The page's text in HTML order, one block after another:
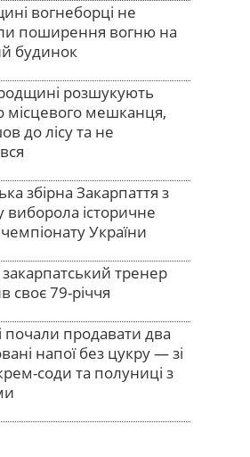
вогнеборці не
поширення вогню на
будинок
розшукують
місцевого мешканця,
до лісу та не
збірна Закарпаття з
виборола історичне
чемпіонату України
тренер
своє 79-річчя
почали продавати два
напої без цукру — зі
соди та полуниці з